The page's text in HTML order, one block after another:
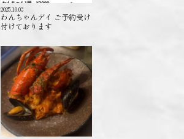
2025.10.03
わんちゃんデイ ご予約受け
付けております️